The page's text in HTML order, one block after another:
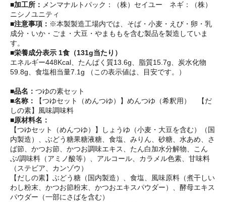
■加工所： メンマナルトパック：（株）セイユー ネギ：（株）
ニシノユニティ
■注意事項： ※本製製造工場内では、そば・小麦・えび・卵・乳
成分・いか・ごま・大豆・やまももを含む製品を製造していま
す。
■栄養成分表示 1食（131g当たり）
エネルギー448Kcal、たんぱく質13.6g、脂質15.7g、炭水化物
59.8g、食塩相当量7.1g （この表示値は、目安です。）
■品名： つゆの素セット
■名称：
【つゆセット（めんつゆ）】めんつゆ（希釈用） 【だ
しの素】風味調味料
■原材料名：
【つゆセット（めんつゆ）】しょうゆ（小麦・大豆を含む）（国
内製造）、ぶどう糖果糖液糖、食塩、みりん、砂糖、水あめ、さ
ば節、かつお節、かつお調味エキス、たん白加水分解物、こん
ぶ/調味料（アミノ酸等）、アルコール、カラメル色素、甘味料
（ステビア、カンゾウ）
【だしの素】ぶどう糖（国内製造）、食塩、風味原料（煮干しい
わし粉末、かつお節粉末、かつおエキスパウダー）、酵母エキス
パウダー（一部にさばを含む）